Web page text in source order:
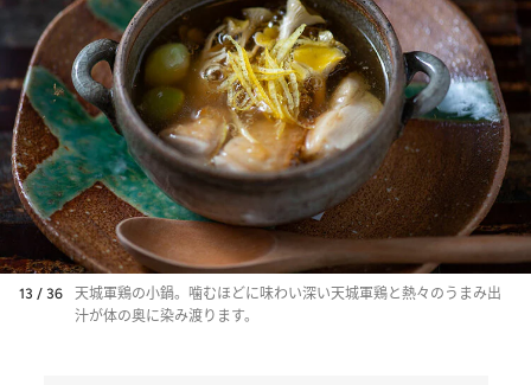
13 / 36
天城軍鶏の小鍋。噛むほどに味わい深い天城軍鶏と熱々のうまみ出
汁が体の奥に染み渡ります。